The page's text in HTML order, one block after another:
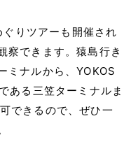
りツアーも開催され
察できます。猿島行き
ミナルから、YOKOS
ある三笠ターミナルま
できるので、ぜひ一